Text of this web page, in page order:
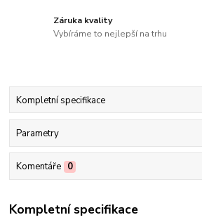
Záruka kvality
Vybíráme to nejlepší na trhu
Kompletní specifikace
Parametry
Komentáře 0
Kompletní specifikace